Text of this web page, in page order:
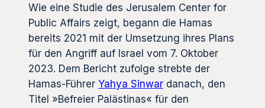
Wie eine Studie des Jerusalem Center for
Public Affairs zeigt, begann die Hamas
bereits 2021 mit der Umsetzung ihres Plans
für den Angriff auf Israel vom 7. Oktober
2023. Dem Bericht zufolge strebte der
Hamas-Führer Yahya Sinwar danach, den
Titel »Befreier Palästinas« für den